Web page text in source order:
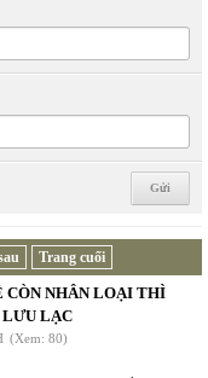
Trang cuối
CÒN NHÂN LOẠI THÌ
LƯU LẠC
(Xem: 80)